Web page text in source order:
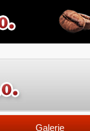
Galerie